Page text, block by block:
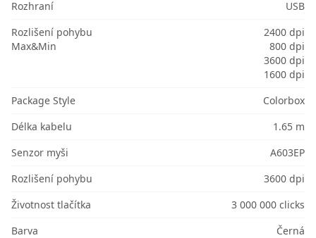
Rozhraní
USB
Rozlišení pohybu
Max&Min
2400 dpi
800 dpi
3600 dpi
1600 dpi
Package Style
Colorbox
Délka kabelu
1.65 m
Senzor myši
A603EP
Rozlišení pohybu
3600 dpi
Životnost tlačítka
3 000 000 clicks
Barva
Černá